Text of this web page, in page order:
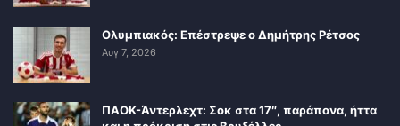
Ολυμπιακός: Επέστρεψε ο Δημήτρης Ρέτσος
Αυγ 7, 2026
ΠΑΟΚ-Άντερλεχτ: Σοκ στα 17″, παράπονα, ήττα